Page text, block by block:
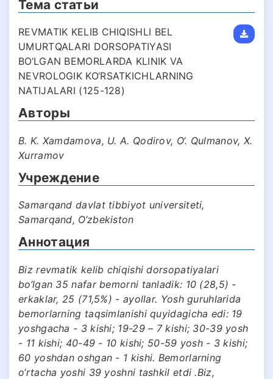
Тема статьи
REVMATIK KELIB CHIQISHLI BEL
UMURTQALARI DORSOPATIYASI
BO‘LGAN BEMORLARDA KLINIK VA
NEVROLOGIK KO‘RSATKICHLARNING
NATIJALARI (125-128)
Авторы
B. K. Xamdamova, U. A. Qodirov, O‘. Qulmanov, X.
Xurramov
Учреждение
Samarqand davlat tibbiyot universiteti,
Samarqand, O‘zbekiston
Аннотация
Biz revmatik kelib chiqishi dorsopatiyalari
bo‘lgan 35 nafar bemorni tanladik: 10 (28,5) -
erkaklar, 25 (71,5%) - ayollar. Yosh guruhlarida
bemorlarning taqsimlanishi quyidagicha edi: 19
yoshgacha - 3 kishi; 19-29 – 7 kishi; 30-39 yosh
- 11 kishi; 40-49 - 10 kishi; 50-59 yosh - 3 kishi;
60 yoshdan oshgan - 1 kishi. Bemorlarning
o‘rtacha yoshi 39 yoshni tashkil etdi .Biz,